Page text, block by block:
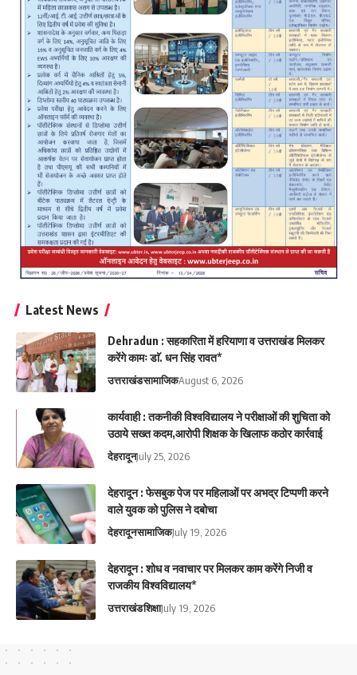
Latest News
Dehradun : सहकारिता में हरियाणा व उत्तराखंड मिलकर
करेंगे कामः डाॅ. धन सिंह रावत*
उत्तराखंडसामाजिकAugust 6, 2026
कार्यवाही : तकनीकी विश्वविद्यालय ने परीक्षाओं की शुचिता को
उठाये सख्त कदम,आरोपी शिक्षक के खिलाफ कठोर कार्रवाई
देहरादूनJuly 25, 2026
देहरादून : फेसबुक पेज पर महिलाओं पर अभद्र टिप्पणी करने
वाले युवक को पुलिस ने दबोचा
देहरादूनसामाजिकJuly 19, 2026
देहरादून : शोध व नवाचार पर मिलकर काम करेंगे निजी व
राजकीय विश्वविद्यालय*
उत्तराखंडशिक्षाJuly 19, 2026